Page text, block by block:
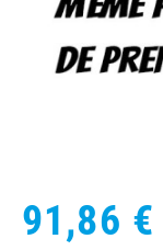
91,86 €